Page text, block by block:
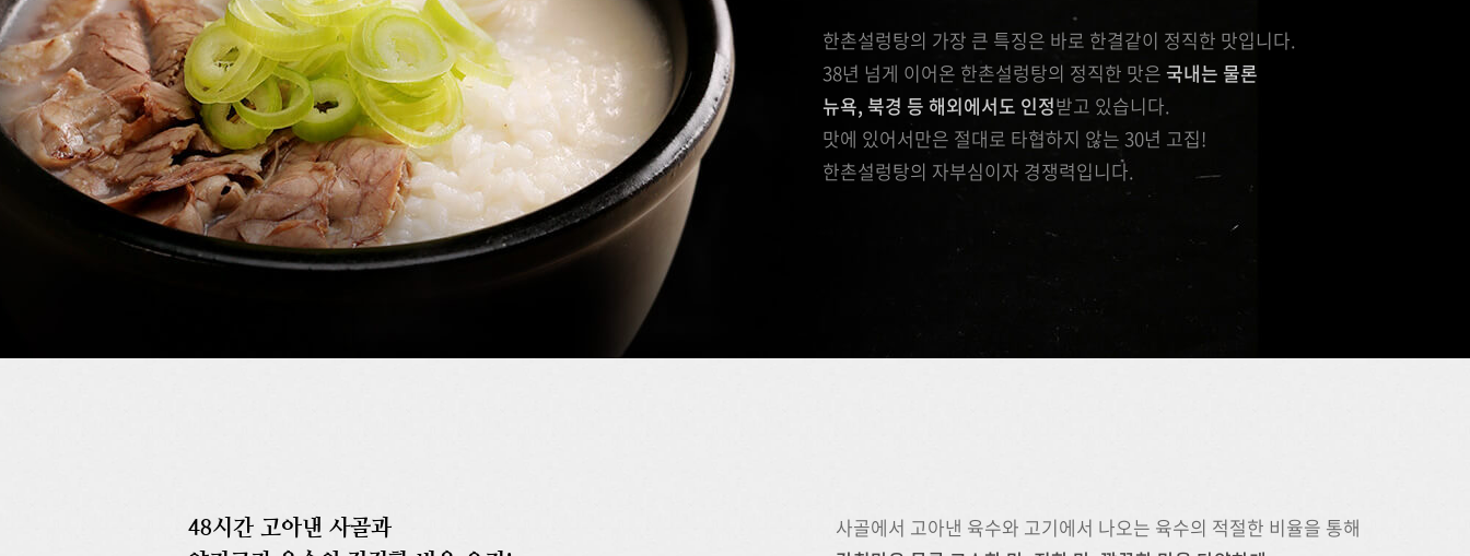
한촌설렁탕의 가장 큰 특징은 바로 한결같이 정직한 맛입니다.
38년 넘게 이어온 한촌설렁탕의 정직한 맛은 국내는 물론
뉴욕, 북경 등 해외에서도 인정받고 있습니다.
맛에 있어서만은 절대로 타협하지 않는 30년 고집!
한촌설렁탕의 자부심이자 경쟁력입니다.
48시간 고아낸 사골과
사골에서 고아낸 육수와 고기에서 나오는 육수의 적절한 비율을 통해